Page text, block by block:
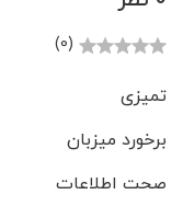
(0)
تمیزی
برخورد میزبان
صحت اطلاعات